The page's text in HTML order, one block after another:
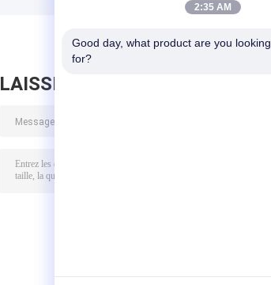
LAISSEZ UN MESSAGE
2:35 AM
Good day, what product are you looking
for?